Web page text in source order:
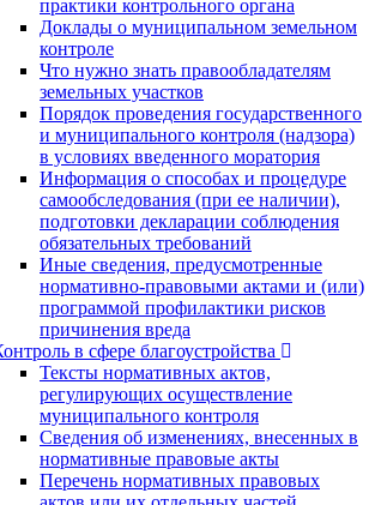
практики контрольного органа
Доклады о муниципальном земельном
контроле
Что нужно знать правообладателям
земельных участков
Порядок проведения государственного
и муниципального контроля (надзора)
в условиях введенного моратория
Информация о способах и процедуре
самообследования (при ее наличии),
подготовки декларации соблюдения
обязательных требований
Иные сведения, предусмотренные
нормативно-правовыми актами и (или)
программой профилактики рисков
причинения вреда
в сфере благоустройства
Тексты нормативных актов,
регулирующих осуществление
муниципального контроля
Сведения об изменениях, внесенных в
нормативные правовые акты
Перечень нормативных правовых